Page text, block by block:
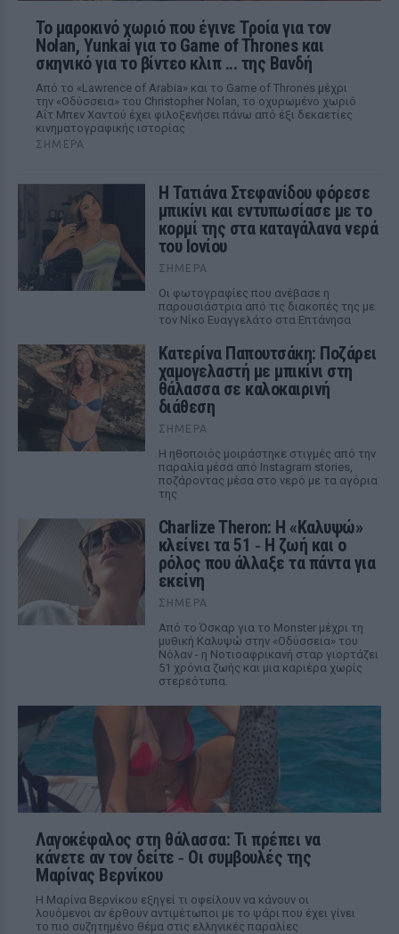
Το μαροκινό χωριό που έγινε Τροία για τον
Nolan, Yunkai για το Game of Thrones και
σκηνικό για το βίντεο κλιπ ... της Βανδή
Από το «Lawrence of Arabia» και το Game of Thrones μέχρι
την «Οδύσσεια» του Christopher Nolan, το οχυρωμένο χωριό
Αΐτ Μπεν Χαντού έχει φιλοξενήσει πάνω από έξι δεκαετίες
κινηματογραφικής ιστορίας
ΣΉΜΕΡΑ
Η Τατιάνα Στεφανίδου φόρεσε
μπικίνι και εντυπωσίασε με το
κορμί της στα καταγάλανα νερά
του Ιονίου
ΣΉΜΕΡΑ
Οι φωτογραφίες που ανέβασε η
παρουσιάστρια από τις διακοπές της με
τον Νίκο Ευαγγελάτο στα Επτάνησα
Κατερίνα Παπουτσάκη: Ποζάρει
χαμογελαστή με μπικίνι στη
θάλασσα σε καλοκαιρινή
διάθεση
ΣΉΜΕΡΑ
Η ηθοποιός μοιράστηκε στιγμές από την
παραλία μέσα από Instagram stories,
ποζάροντας μέσα στο νερό με τα αγόρια
της
Charlize Theron: Η «Καλυψώ»
κλείνει τα 51 ‑ H ζωή και ο
ρόλος που άλλαξε τα πάντα για
εκείνη
ΣΉΜΕΡΑ
Από το Όσκαρ για το Monster μέχρι τη
μυθική Καλυψώ στην «Οδύσσεια» του
Νόλαν - η Νοτιοαφρικανή σταρ γιορτάζει
51 χρόνια ζωής και μια καριέρα χωρίς
στερεότυπα.
Λαγοκέφαλος στη θάλασσα: Τι πρέπει να
κάνετε αν τον δείτε ‑ Οι συμβουλές της
Μαρίνας Βερνίκου
Η Μαρίνα Βερνίκου εξηγεί τι οφείλουν να κάνουν οι
λουόμενοι αν έρθουν αντιμέτωποι με το ψάρι που έχει γίνει
το πιο συζητημένο θέμα στις ελληνικές παραλίες